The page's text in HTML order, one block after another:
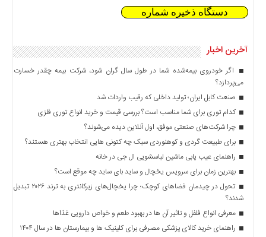
دستگاه ذخیره شماره
آخرین اخبار
اگر خودروی بیمه‌شده شما در طول سال گران شود، شرکت بیمه چقدر خسارت
می‌پردازد؟
صنعت کابل ایران؛ تولید داخلی که رقیب واردات شد
کدام توری برای شما مناسب است؟ بررسی قیمت و خرید انواع توری فلزی
چرا شرکت‌های صنعتی موفق، اول آنلاین دیده می‌شوند؟
برای طبیعت گردی و کوهنوردی سبک چه کتونی هایی انتخاب بهتری هستند؟
راهنمای عیب یابی ماشین لباسشویی ال جی در خانه
بهترین زمان برای سرویس یخچال و ساید بای ساید چه موقع است؟
تحول در چیدمان فضاهای کوچک؛ چرا یخچال‌های زیرکانتری به ترند ۲۰۲۶ تبدیل
شدند؟
معرفی انواع فلفل و تاثیر آن ‌ها در بهبود طعم و خواص دارویی غذاها
راهنمای خرید کالای پزشکی مصرفی برای کلینیک ها و بیمارستان ها در سال ۱۴۰۴